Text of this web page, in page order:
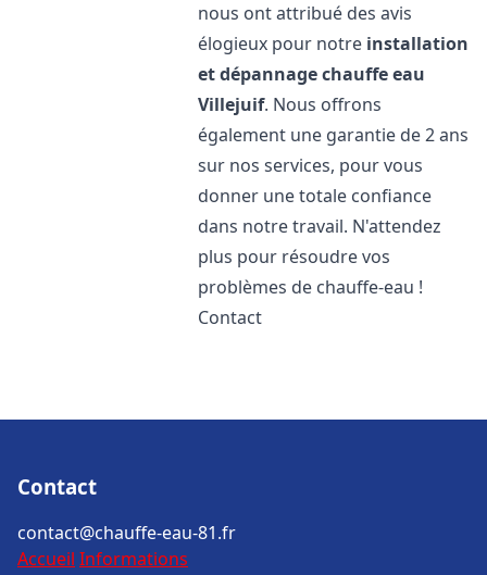
nous ont attribué des avis
élogieux pour notre installation
et dépannage chauffe eau
Villejuif. Nous offrons
également une garantie de 2 ans
sur nos services, pour vous
donner une totale confiance
dans notre travail. N'attendez
plus pour résoudre vos
problèmes de chauffe-eau !
Contact
Contact
contact@chauffe-eau-81.fr
Accueil Informations